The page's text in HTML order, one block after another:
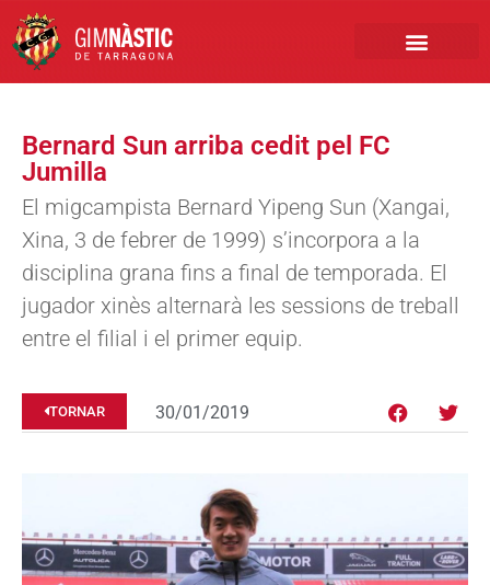
Bernard Sun arriba cedit pel FC
Jumilla
El migcampista Bernard Yipeng Sun (Xangai,
Xina, 3 de febrer de 1999) s’incorpora a la
disciplina grana fins a final de temporada. El
jugador xinès alternarà les sessions de treball
entre el filial i el primer equip.
TORNAR 30/01/2019